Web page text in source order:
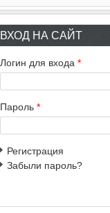
ВХОД НА САЙТ
Логин для входа *
Пароль *
Регистрация
Забыли пароль?